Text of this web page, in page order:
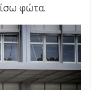
φώτα.